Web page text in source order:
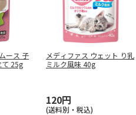
ース 子
て 25g
メディファス ウェット り乳
ミルク風味 40g
120円
(送料別・税込)